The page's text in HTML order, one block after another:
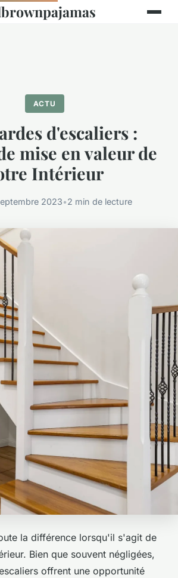
ACTU
d'escaliers :
mise en valeur de
Intérieur
2023•2 min de lecture
la différence lorsqu'il s'agit de
Bien que souvent négligées,
offrent une opportunité